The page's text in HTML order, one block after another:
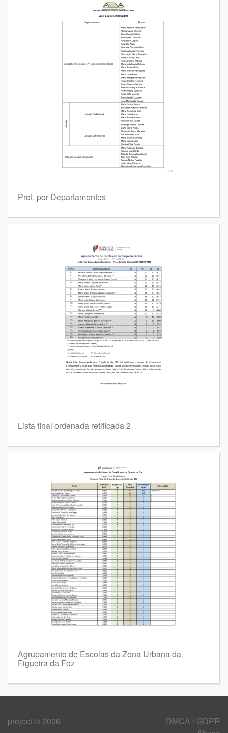
Prof. por Departamentos
Lista final ordenada retificada 2
Agrupamento de Escolas da Zona Urbana da
Figueira da Foz
project © 2026
DMCA / GDPR